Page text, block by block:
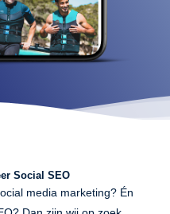
Social SEO
media marketing? Én